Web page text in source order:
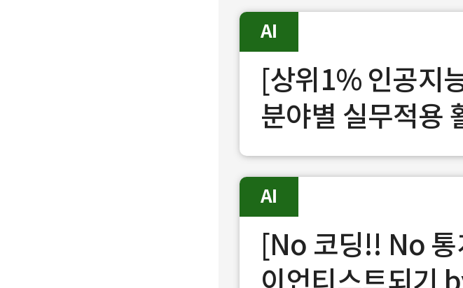
[상위1% 인공지
분야별 실무적용
AI
[No 코딩!! No
AI